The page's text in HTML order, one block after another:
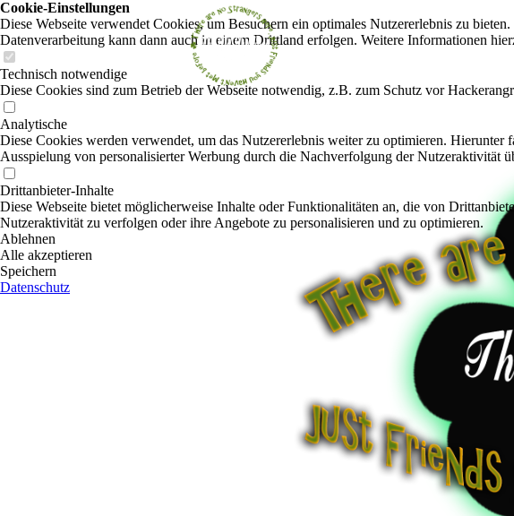
Cookie-Einstellungen
Diese Webseite verwendet Cookies, um Besuchern ein optimales Nutzererlebnis zu
Datenverarbeitung kann dann auch in einem Drittland erfolgen. Weitere Informationen
Technisch notwendige
Diese Cookies sind zum Betrieb der Webseite notwendig, z.B. zum Schutz vor
Analytische
Diese Cookies werden verwendet, um das Nutzererlebnis weiter zu optimieren.
Ausspielung von personalisierter Werbung durch die Nachverfolgung der Nutzeraktivität
Drittanbieter-Inhalte
Diese Webseite bietet möglicherweise Inhalte oder Funktionalitäten an, die von
Nutzeraktivität zu verfolgen oder ihre Angebote zu personalisieren und zu optimieren.
Ablehnen
Alle akzeptieren
Speichern
Datenschutz